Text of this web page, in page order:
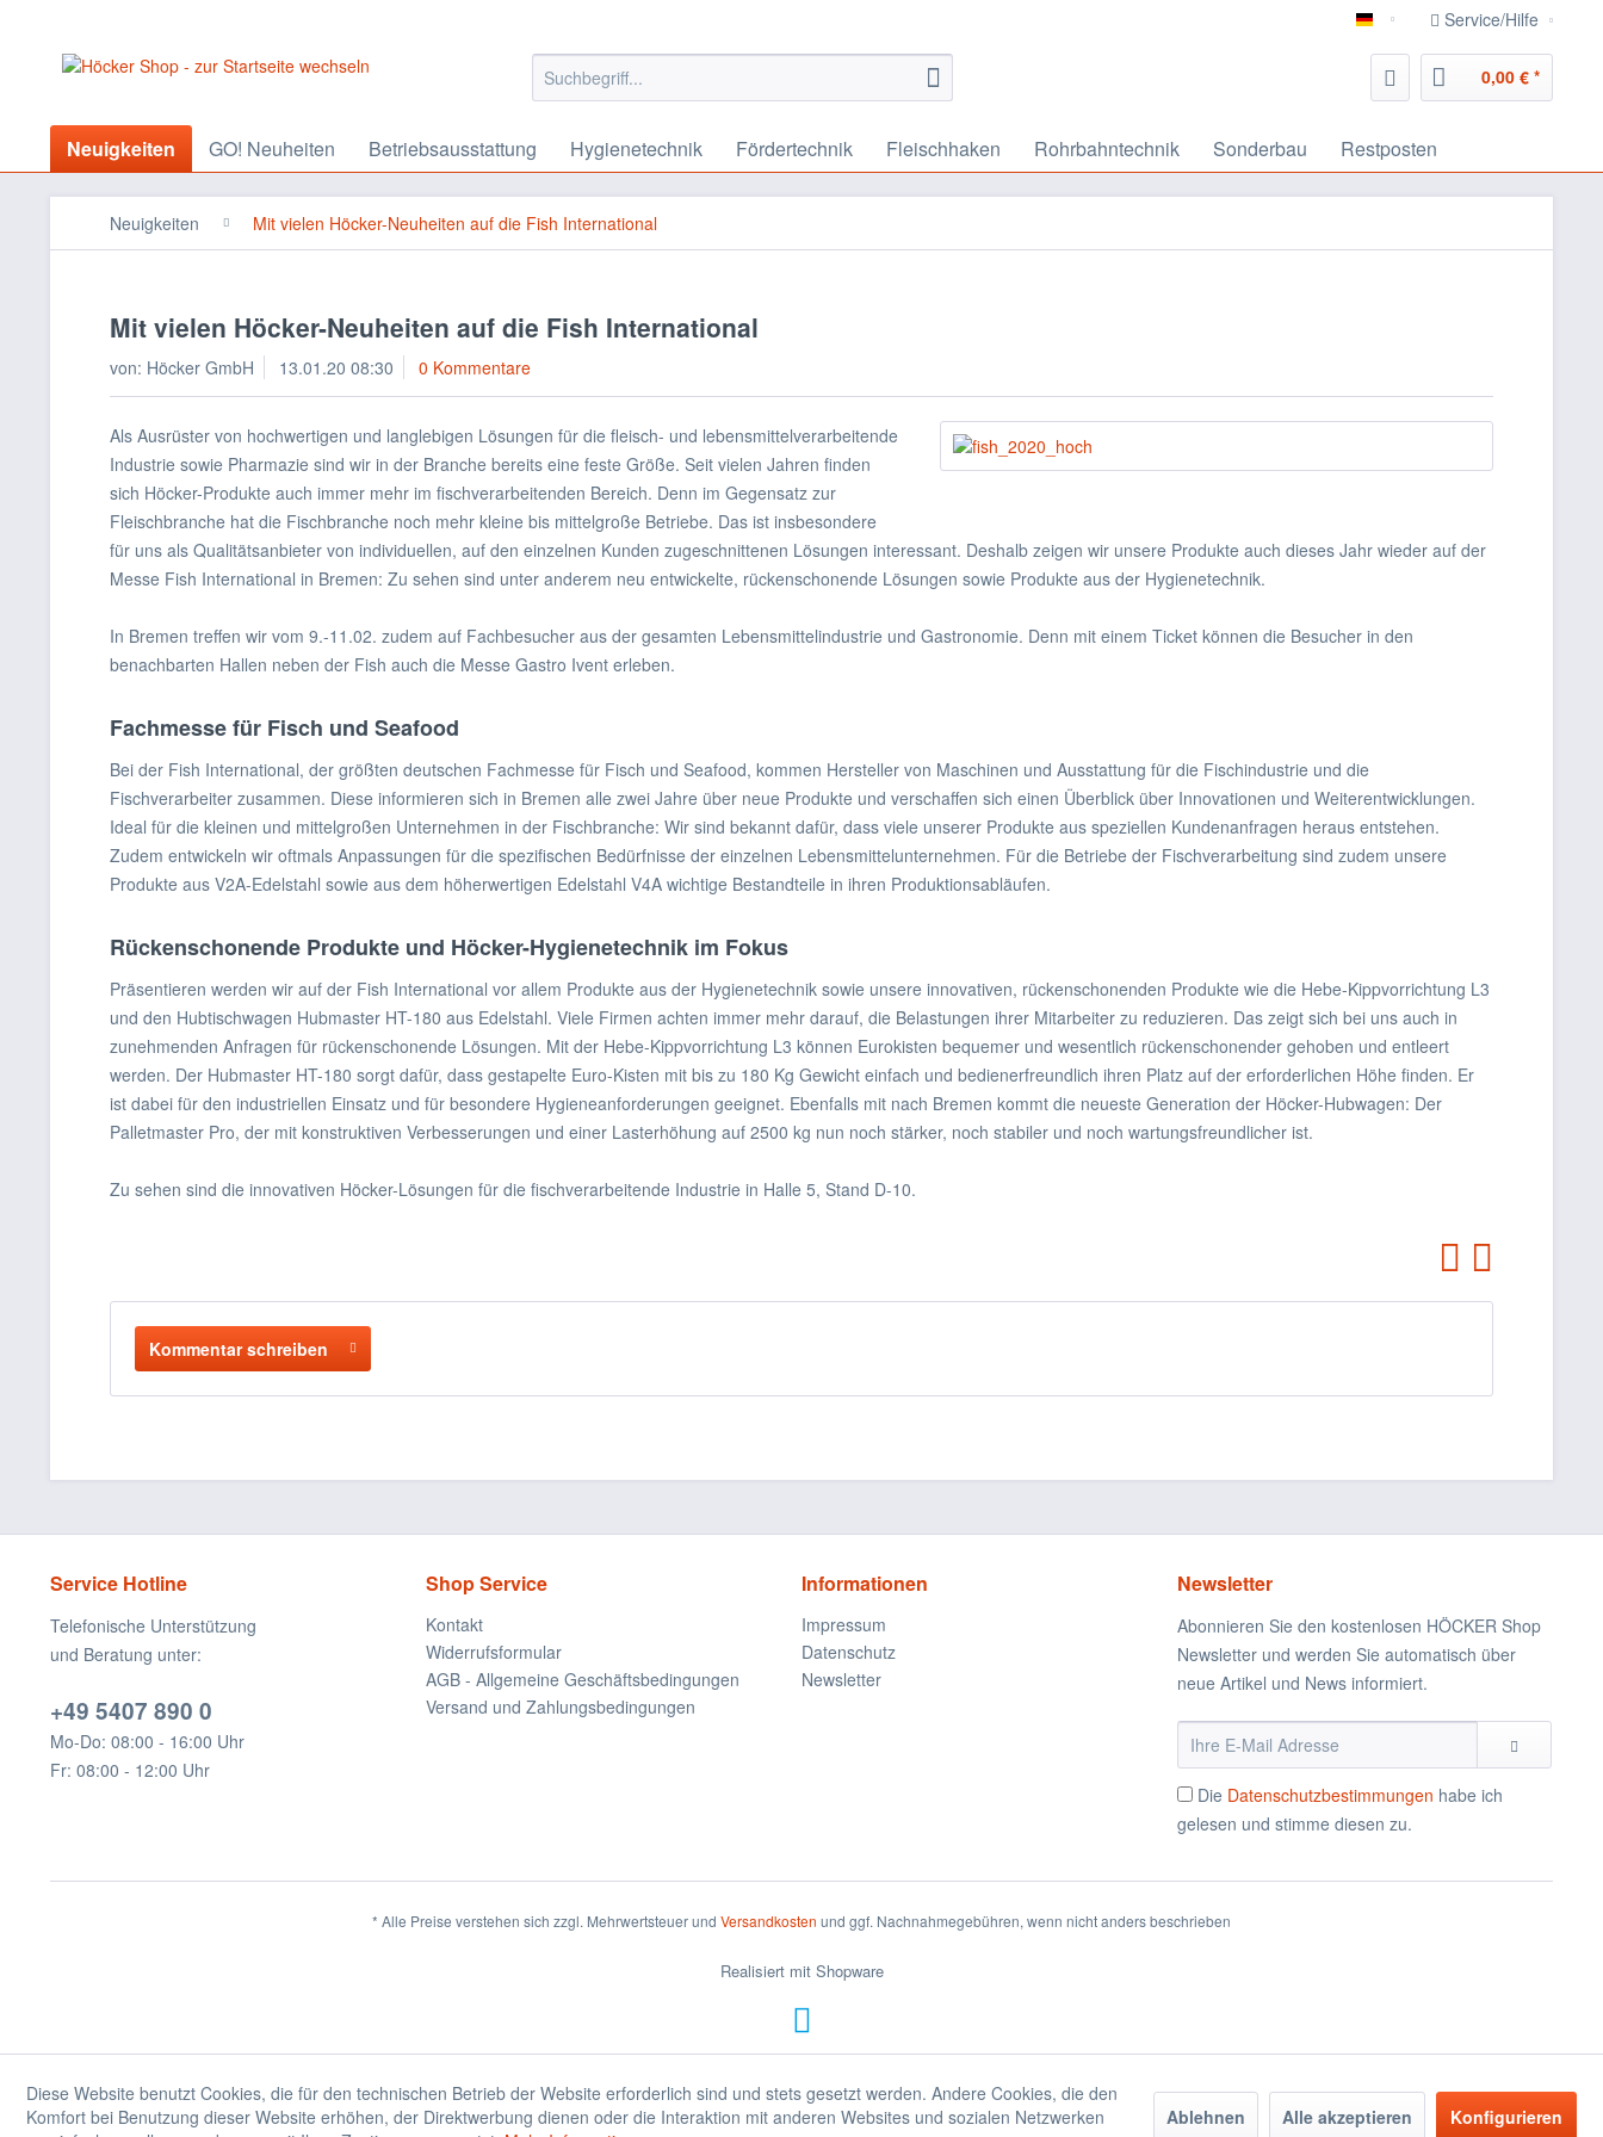
deutsch Service/Hilfe
0,00 € *
Neuigkeiten GO! Neuheiten Betriebsausstattung Hygienetechnik Fördertechnik Fleischhaken Rohrbahntechnik Sonderbau Restposten
Neuigkeiten Mit vielen Höcker-Neuheiten auf die Fish International
Mit vielen Höcker-Neuheiten auf die Fish International
von: Höcker GmbH 13.01.20 08:30 0 Kommentare
Als Ausrüster von hochwertigen und langlebigen Lösungen für die fleisch- und lebensmittelverarbeitende
Industrie sowie Pharmazie sind wir in der Branche bereits eine feste Größe. Seit vielen Jahren finden
sich Höcker-Produkte auch immer mehr im fischverarbeitenden Bereich. Denn im Gegensatz zur
Fleischbranche hat die Fischbranche noch mehr kleine bis mittelgroße Betriebe. Das ist insbesondere
für uns als Qualitätsanbieter von individuellen, auf den einzelnen Kunden zugeschnittenen Lösungen interessant. Deshalb zeigen wir unsere Produkte auch dieses Jahr wieder auf der
Messe Fish International in Bremen: Zu sehen sind unter anderem neu entwickelte, rückenschonende Lösungen sowie Produkte aus der Hygienetechnik.
In Bremen treffen wir vom 9.-11.02. zudem auf Fachbesucher aus der gesamten Lebensmittelindustrie und Gastronomie. Denn mit einem Ticket können die Besucher in den
benachbarten Hallen neben der Fish auch die Messe Gastro Ivent erleben.
Fachmesse für Fisch und Seafood
Bei der Fish International, der größten deutschen Fachmesse für Fisch und Seafood, kommen Hersteller von Maschinen und Ausstattung für die Fischindustrie und die
Fischverarbeiter zusammen. Diese informieren sich in Bremen alle zwei Jahre über neue Produkte und verschaffen sich einen Überblick über Innovationen und Weiterentwicklungen.
Ideal für die kleinen und mittelgroßen Unternehmen in der Fischbranche: Wir sind bekannt dafür, dass viele unserer Produkte aus speziellen Kundenanfragen heraus entstehen.
Zudem entwickeln wir oftmals Anpassungen für die spezifischen Bedürfnisse der einzelnen Lebensmittelunternehmen. Für die Betriebe der Fischverarbeitung sind zudem unsere
Produkte aus V2A-Edelstahl sowie aus dem höherwertigen Edelstahl V4A wichtige Bestandteile in ihren Produktionsabläufen.
Rückenschonende Produkte und Höcker-Hygienetechnik im Fokus
Präsentieren werden wir auf der Fish International vor allem Produkte aus der Hygienetechnik sowie unsere innovativen, rückenschonenden Produkte wie die Hebe-Kippvorrichtung L3
und den Hubtischwagen Hubmaster HT-180 aus Edelstahl. Viele Firmen achten immer mehr darauf, die Belastungen ihrer Mitarbeiter zu reduzieren. Das zeigt sich bei uns auch in
zunehmenden Anfragen für rückenschonende Lösungen. Mit der Hebe-Kippvorrichtung L3 können Eurokisten bequemer und wesentlich rückenschonender gehoben und entleert
werden. Der Hubmaster HT-180 sorgt dafür, dass gestapelte Euro-Kisten mit bis zu 180 Kg Gewicht einfach und bedienerfreundlich ihren Platz auf der erforderlichen Höhe finden. Er
ist dabei für den industriellen Einsatz und für besondere Hygieneanforderungen geeignet. Ebenfalls mit nach Bremen kommt die neueste Generation der Höcker-Hubwagen: Der
Palletmaster Pro, der mit konstruktiven Verbesserungen und einer Lasterhöhung auf 2500 kg nun noch stärker, noch stabiler und noch wartungsfreundlicher ist.
Zu sehen sind die innovativen Höcker-Lösungen für die fischverarbeitende Industrie in Halle 5, Stand D-10.
Kommentar schreiben
Service Hotline
Telefonische Unterstützung
und Beratung unter:
+49 5407 890 0
Mo-Do: 08:00 - 16:00 Uhr
Fr: 08:00 - 12:00 Uhr
Shop Service
Kontakt
Widerrufsformular
AGB - Allgemeine Geschäftsbedingungen
Versand und Zahlungsbedingungen
Informationen
Impressum
Datenschutz
Newsletter
Newsletter
Abonnieren Sie den kostenlosen HÖCKER Shop
Newsletter und werden Sie automatisch über
neue Artikel und News informiert.
Die Datenschutzbestimmungen habe ich
gelesen und stimme diesen zu.
* Alle Preise verstehen sich zzgl. Mehrwertsteuer und Versandkosten und ggf. Nachnahmegebühren, wenn nicht anders beschrieben
Realisiert mit Shopware
Diese Website benutzt Cookies, die für den technischen Betrieb der Website erforderlich sind und stets gesetzt werden. Andere Cookies, die den
Komfort bei Benutzung dieser Website erhöhen, der Direktwerbung dienen oder die Interaktion mit anderen Websites und sozialen Netzwerken
Ablehnen Alle akzeptieren Konfigurieren